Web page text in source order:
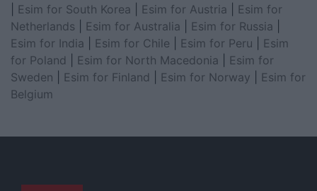
Esim for South Korea Esim for Austria
Esim for
Netherlands
Esim for Australia Esim for Russia
Esim for India
Esim for Chile Esim for Peru
Esim
for Poland
Esim for North Macedonia
Esim for
Sweden
Esim for Finland Esim for Norway
Esim for
Belgium